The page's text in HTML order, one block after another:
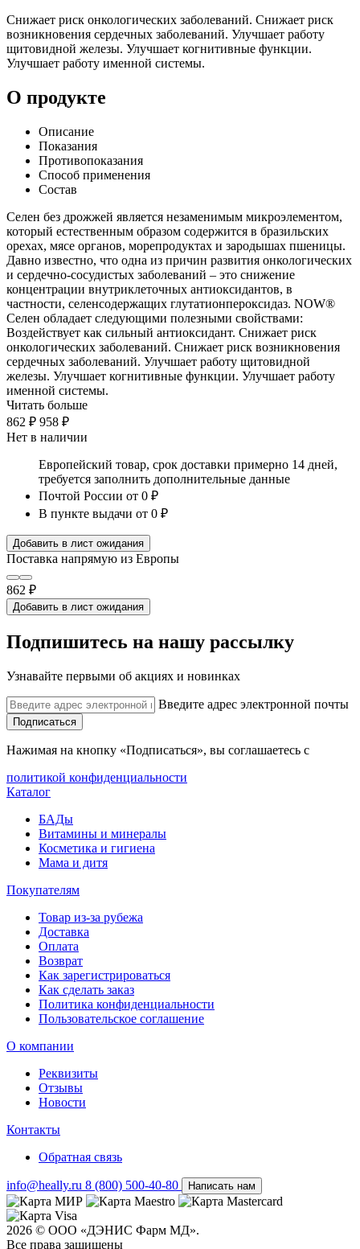
Снижает риск онкологических заболеваний. Снижает риск
возникновения сердечных заболеваний. Улучшает работу
щитовидной железы. Улучшает когнитивные функции.
Улучшает работу именной системы.
О продукте
Описание
Показания
Противопоказания
Способ применения
Состав
Селен без дрожжей является незаменимым микроэлементом,
который естественным образом содержится в бразильских
орехах, мясе органов, морепродуктах и зародышах пшеницы.
Давно известно, что одна из причин развития онкологических
и сердечно-сосудистых заболеваний – это снижение
концентрации внутриклеточных антиоксидантов, в
частности, селенсодержащих глутатионпероксидаз. NOW®
Селен обладает следующими полезными свойствами:
Воздействует как сильный антиоксидант. Снижает риск
онкологических заболеваний. Снижает риск возникновения
сердечных заболеваний. Улучшает работу щитовидной
железы. Улучшает когнитивные функции. Улучшает работу
именной системы.
Читать больше
862 ₽ 958 ₽
Нет в наличии
Европейский товар, срок доставки примерно 14 дней,
требуется заполнить дополнительные данные
Почтой России от 0 ₽
В пункте выдачи от 0 ₽
Добавить в лист ожидания
Поставка напрямую из Европы
862 ₽
Добавить в лист ожидания
Подпишитесь на нашу рассылку
Узнавайте первыми об акциях и новинках
Введите адрес электронной почты
Подписаться
Нажимая на кнопку «Подписаться», вы соглашаетесь с
политикой конфиденциальности
Каталог
БАДы
Витамины и минералы
Косметика и гигиена
Мама и дитя
Покупателям
Товар из-за рубежа
Доставка
Оплата
Возврат
Как зарегистрироваться
Как сделать заказ
Политика конфиденциальности
Пользовательское соглашение
О компании
Реквизиты
Отзывы
Новости
Контакты
Обратная связь
info@heally.ru 8 (800) 500-40-80 Написать нам
2026 © ООО «ДЭНИС Фарм МД».
Все права защищены